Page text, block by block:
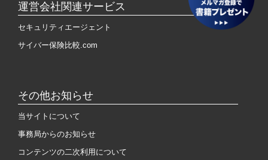
運営会社関連サービス
セキュリティエージェント
サイバー保険比較.com
その他お知らせ
当サイトについて
事務局からのお知らせ
コンテンツの二次利用について